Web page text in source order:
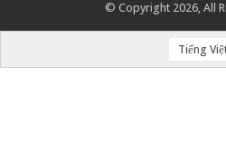
© Copyright 2026, All
Tiếng